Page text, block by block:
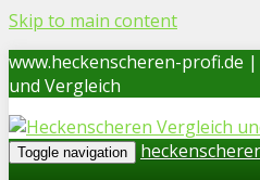
Skip to main content
www.heckenscheren-profi.de
und Vergleich
Toggle navigation